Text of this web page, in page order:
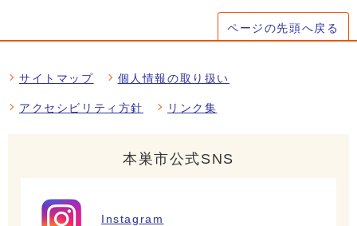
ページの先頭へ戻る
サイトマップ 個人情報の取り扱い
アクセシビリティ方針 リンク集
本巣市公式SNS
Instagram